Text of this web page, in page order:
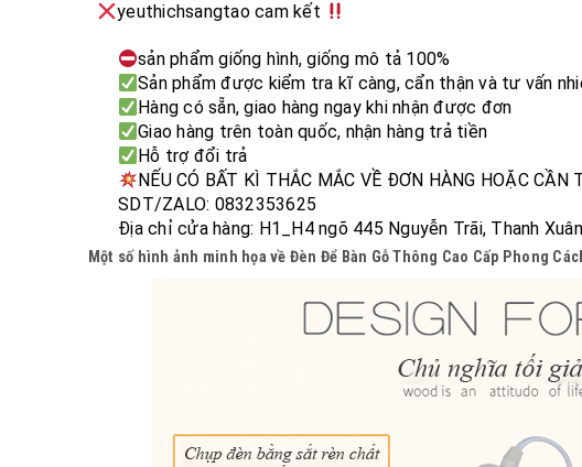
yeuthichsangtao cam kết
sản phẩm giống hình, giống mô tả 100%
Sản phẩm được kiểm tra kĩ càng, cẩn thận và tư vấn
Hàng có sẵn, giao hàng ngay khi nhận được đơn
Giao hàng trên toàn quốc, nhận hàng trả tiền
Hỗ trợ đổi trả
NẾU CÓ BẤT KÌ THẮC MẮC VỀ ĐƠN HÀNG HOẶC CẦN
SDT/ZALO: 0832353625
Địa chỉ cửa hàng: H1_H4 ngõ 445 Nguyễn Trãi, Thanh
Một số hình ảnh minh họa về Đèn Để Bàn Gỗ Thông Cao Cấp Phong